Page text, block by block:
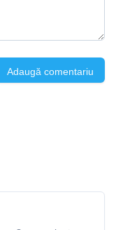
Adaugă comentariu